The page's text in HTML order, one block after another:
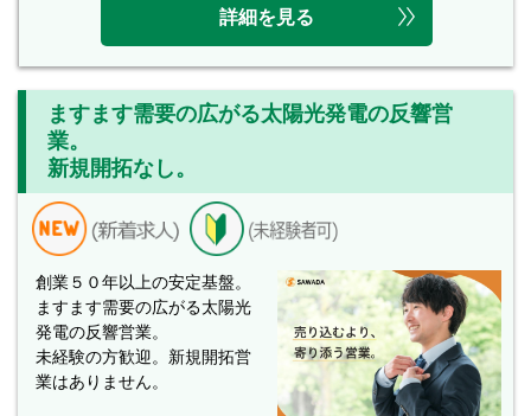
詳細を見る
ますます需要の広がる太陽光発電の反響営
業。
新規開拓なし。
創業５０年以上の安定基盤。
ますます需要の広がる太陽光
発電の反響営業。
未経験の方歓迎。新規開拓営
業はありません。